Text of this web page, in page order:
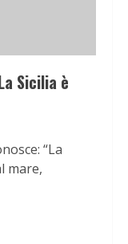
Sicilia è
“La
mare,